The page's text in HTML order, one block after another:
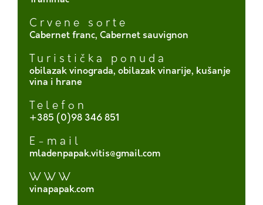
Crvene sorte
Cabernet franc, Cabernet sauvignon
Turistička ponuda
obilazak vinograda, obilazak vinarije, kušanje
vina i hrane
Telefon
+385 (0)98 346 851
E-mail
mladenpapak.vitis@gmail.com
WWW
vinapapak.com